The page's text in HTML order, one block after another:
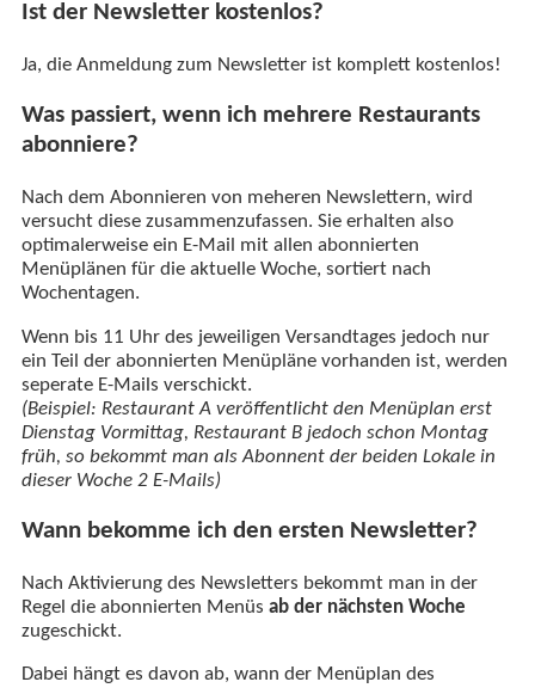
Ist der Newsletter kostenlos?
Ja, die Anmeldung zum Newsletter ist komplett kostenlos!
Was passiert, wenn ich mehrere Restaurants
abonniere?
Nach dem Abonnieren von meheren Newslettern, wird
versucht diese zusammenzufassen. Sie erhalten also
optimalerweise ein E-Mail mit allen abonnierten
Menüplänen für die aktuelle Woche, sortiert nach
Wochentagen.
Wenn bis 11 Uhr des jeweiligen Versandtages jedoch nur
ein Teil der abonnierten Menüpläne vorhanden ist, werden
seperate E-Mails verschickt.
(Beispiel: Restaurant A veröffentlicht den Menüplan erst
Dienstag Vormittag, Restaurant B jedoch schon Montag
früh, so bekommt man als Abonnent der beiden Lokale in
dieser Woche 2 E-Mails)
Wann bekomme ich den ersten Newsletter?
Nach Aktivierung des Newsletters bekommt man in der
Regel die abonnierten Menüs ab der nächsten Woche
zugeschickt.
Dabei hängt es davon ab, wann der Menüplan des